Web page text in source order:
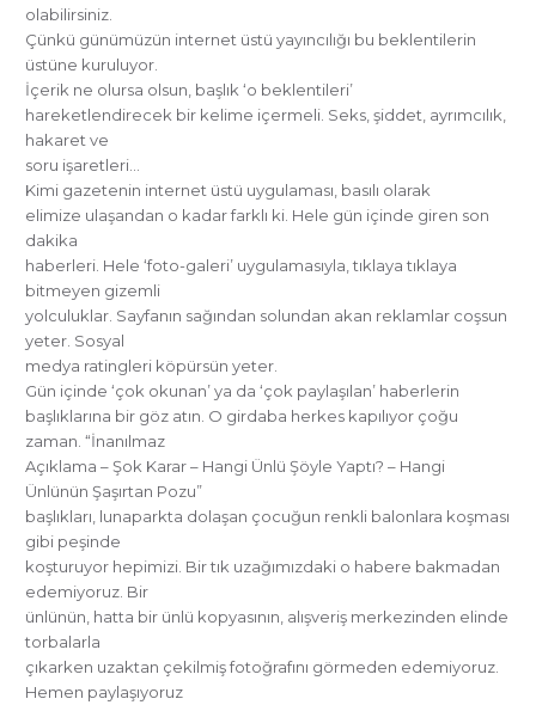
olabilirsiniz.
Çünkü günümüzün internet üstü yayıncılığı bu beklentilerin
üstüne kuruluyor.
İçerik ne olursa olsun, başlık ‘o beklentileri’
hareketlendirecek bir kelime içermeli. Seks, şiddet, ayrımcılık,
hakaret ve
soru işaretleri…
Kimi gazetenin internet üstü uygulaması, basılı olarak
elimize ulaşandan o kadar farklı ki. Hele gün içinde giren son
dakika
haberleri. Hele ‘foto-galeri’ uygulamasıyla, tıklaya tıklaya
bitmeyen gizemli
yolculuklar. Sayfanın sağından solundan akan reklamlar coşsun
yeter. Sosyal
medya ratingleri köpürsün yeter.
Gün içinde ‘çok okunan’ ya da ‘çok paylaşılan’ haberlerin
başlıklarına bir göz atın. O girdaba herkes kapılıyor çoğu
zaman. “İnanılmaz
Açıklama – Şok Karar – Hangi Ünlü Şöyle Yaptı? – Hangi
Ünlünün Şaşırtan Pozu”
başlıkları, lunaparkta dolaşan çocuğun renkli balonlara koşması
gibi peşinde
koşturuyor hepimizi. Bir tık uzağımızdaki o habere bakmadan
edemiyoruz. Bir
ünlünün, hatta bir ünlü kopyasının, alışveriş merkezinden elinde
torbalarla
çıkarken uzaktan çekilmiş fotoğrafını görmeden edemiyoruz.
Hemen paylaşıyoruz